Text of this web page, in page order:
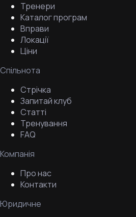
Тренери
Каталог програм
Вправи
Локації
Ціни
Спільнота
Стрічка
Запитай клуб
Статті
Тренування
FAQ
Компанія
Про нас
Контакти
Юридичне